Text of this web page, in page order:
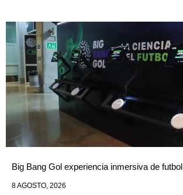
Big Bang Gol experiencia inmersiva de futbol
8 AGOSTO, 2026